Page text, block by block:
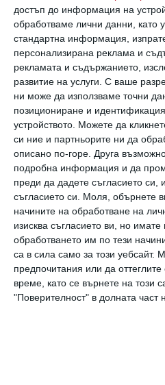
достъп до информация на
обработваме лични данни, като
стандартна информация,
персонализирана реклама и
рекламата и съдържанието,
развитие на услуги. С ваше
ни може да използваме точни
позициониране и
устройството. Можете да
си ние и партньорите ни да
описано по-горе. Друга
подробна информация и да
преди да дадете съгласието си,
съгласието си. Моля, обърнете
начините на обработване на
изисква съгласието ви, но
обработването им по тези
са в сила само за този уебсайт.
предпочитания или да
време, като се върнете на този
"Поверителност" в долната част
Съсипвате живота си,
неправилния партньор
Защо винаги
взаимоотношенията
влюбени в идеята да
неповторим човек за
Повярвайте ми, когато
породена от
разцъфтява от
„непознат“, любов,
нуждата ни от
любов, която няма да
сутринта, когато се